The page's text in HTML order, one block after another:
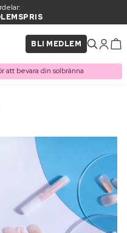
BLI MEDLEM
att bevara din solbränna